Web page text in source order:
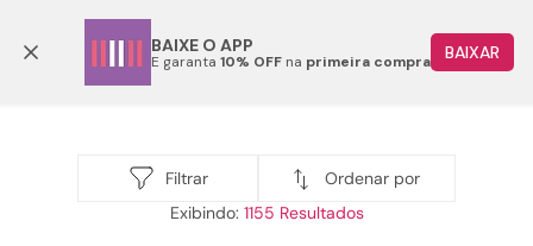
BAIXE O APP
E garanta 10% OFF na primeira compra BAIXAR
Sandálias Filtrar
Ordenar por
1155